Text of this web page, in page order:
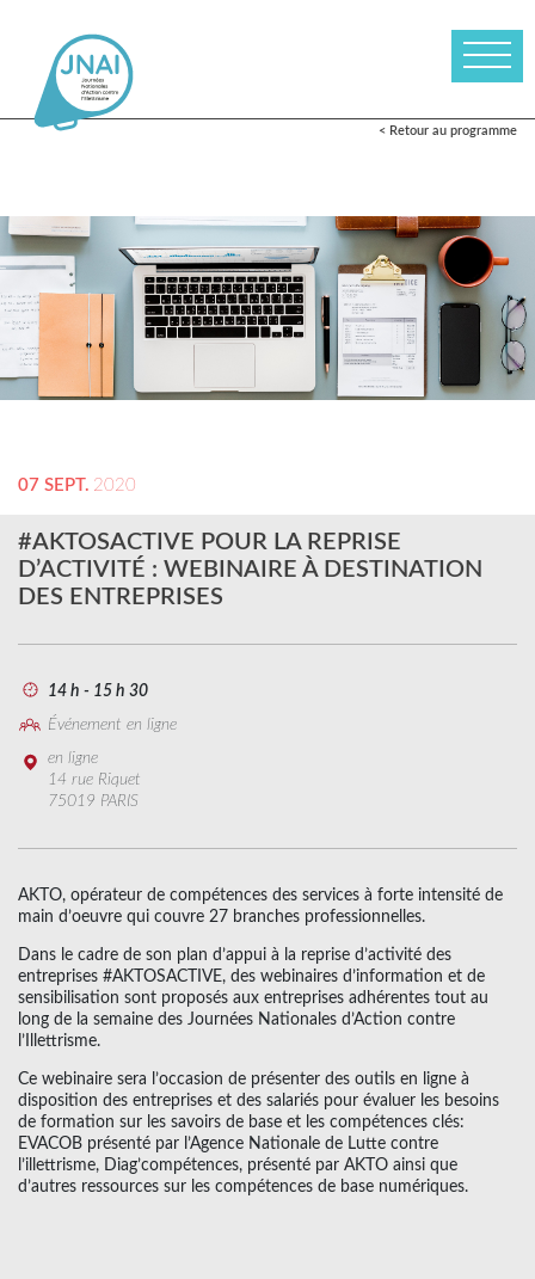
< Retour au programme
07 SEPT. 2020
#AKTOSACTIVE POUR LA REPRISE
D’ACTIVITÉ : WEBINAIRE À DESTINATION
DES ENTREPRISES
14 h - 15 h 30
Événement en ligne
en ligne
14 rue Riquet
75019 PARIS
AKTO, opérateur de compétences des services à forte intensité de
main d’oeuvre qui couvre 27 branches professionnelles.
Dans le cadre de son plan d’appui à la reprise d’activité des
entreprises #AKTOSACTIVE, des webinaires d’information et de
sensibilisation sont proposés aux entreprises adhérentes tout au
long de la semaine des Journées Nationales d’Action contre
l’Illettrisme.
Ce webinaire sera l’occasion de présenter des outils en ligne à
disposition des entreprises et des salariés pour évaluer les besoins
de formation sur les savoirs de base et les compétences clés:
EVACOB présenté par l’Agence Nationale de Lutte contre
l’illettrisme, Diag’compétences, présenté par AKTO ainsi que
d’autres ressources sur les compétences de base numériques.